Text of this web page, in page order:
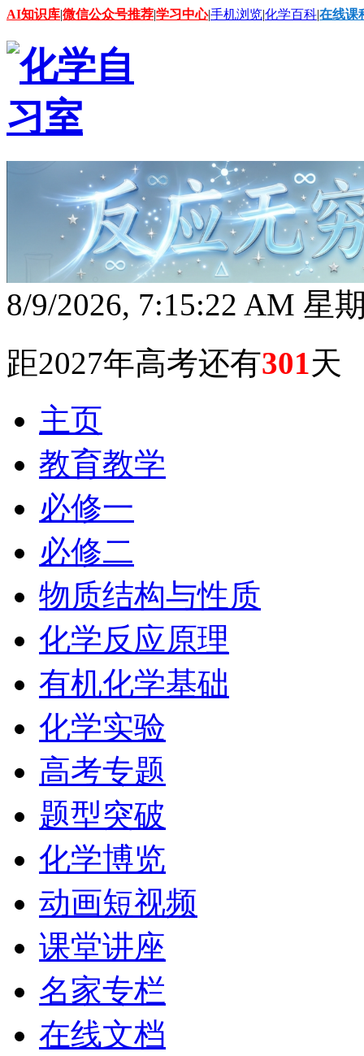
AI知识库|微信公众号推荐|学习中心|手机浏览|化学百科|在线课
8/9/2026, 7:15:23 AM 星
距2027年高考还有301天
主页
教育教学
必修一
必修二
物质结构与性质
化学反应原理
有机化学基础
化学实验
高考专题
题型突破
化学博览
动画短视频
课堂讲座
名家专栏
在线文档